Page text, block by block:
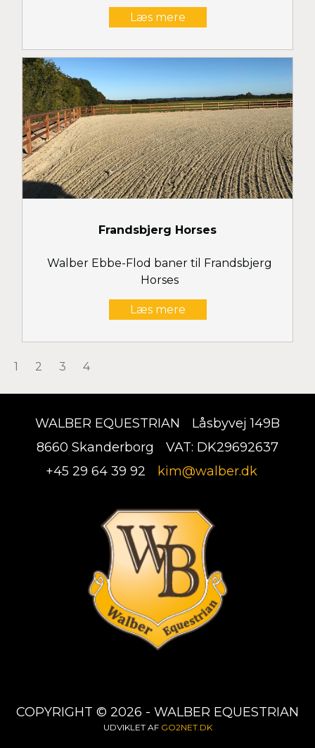
Læs mere
Frandsbjerg Horses
Walber Ebbe-Flod baner til Frandsbjerg
Horses
Læs mere
1 2 3 4
WALBER EQUESTRIAN
Låsbyvej 149B
8660 Skanderborg
VAT: DK29692637
+45 29 64 39 92
kim@walber.dk
COPYRIGHT © 2026 - WALBER EQUESTRIAN
UDVIKLET AF GO2NET.DK